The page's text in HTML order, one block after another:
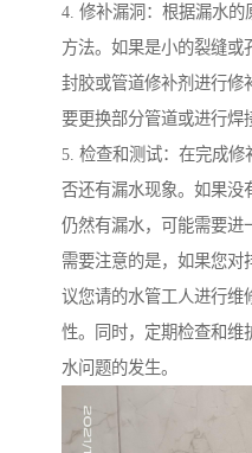
4. 修补漏洞：根据漏水
方法。如果是小的裂缝或
封胶或管道修补剂进行修
要更换部分管道或进行焊
5. 检查和测试：在完成
否还有漏水现象。如果没
仍然有漏水，可能需要进
需要注意的是，如果您对
议您请的水管工人进行维
性。同时，定期检查和维
水问题的发生。